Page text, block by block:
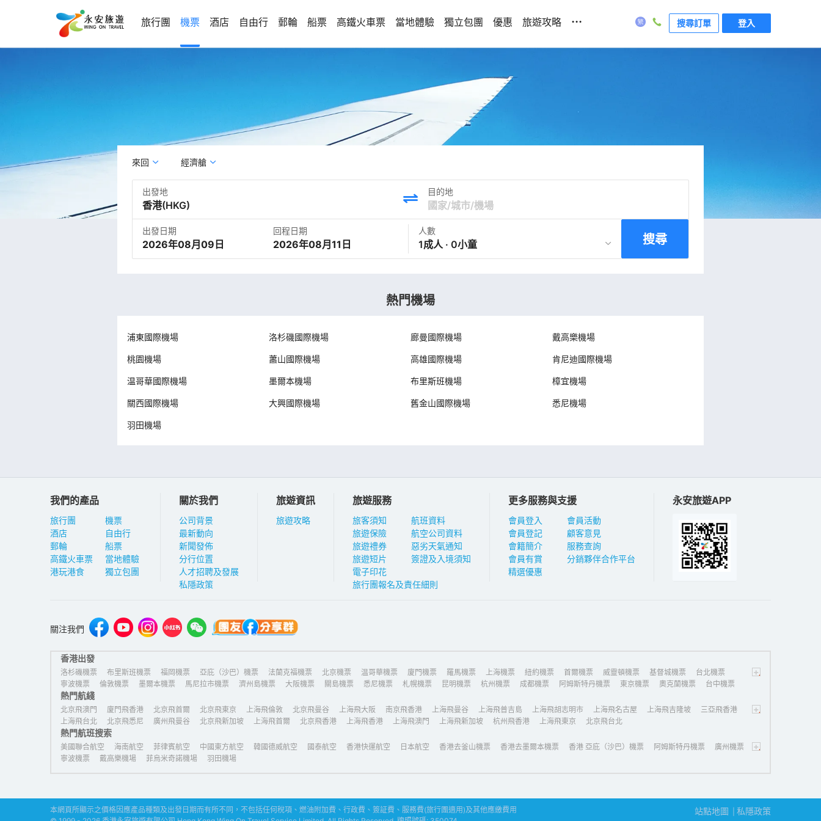
旅行團 機票 酒店 自由行 郵輪 船票 高鐵火車票 當地體驗 獨立包團 優惠 旅遊攻略 ... 搜尋訂單 登入
來回 經濟艙
出發地 目的地
出發日期
2026年08月09日
回程日期
2026年08月11日
人數
1成人 · 0小童 搜尋
熱門機場
浦東國際機場 洛杉磯國際機場 廊曼國際機場 戴高樂機場
桃園機場 蕭山國際機場 高雄國際機場 肯尼迪國際機場
温哥華國際機場 墨爾本機場 布里斯班機場 樟宜機場
關西國際機場 大興國際機場 舊金山國際機場 悉尼機場
羽田機場
我們的產品
旅行團
酒店
郵輪
高鐵火車票
港玩港食
機票
自由行
船票
當地體驗
獨立包團
關於我們
公司背景
最新動向
新聞發佈
分行位置
人才招聘及發展
私隱政策
旅遊資訊
旅遊攻略
旅遊服務
旅客須知
旅遊保險
旅遊禮券
旅遊短片
電子印花
航班資料
航空公司資料
惡劣天氣通知
簽證及入境須知
旅行團報名及責任細則
更多服務與支援
會員登入
會員登記
會籍簡介
會員有賞
精選優惠
會員活動
顧客意見
服務查詢
分銷夥伴合作平台
永安旅遊APP
關注我們
香港出發
+
洛杉磯機票 布里斯班機票 福岡機票 亞庇（沙巴）機票 法蘭克福機票 北京機票 温哥華機票 廈門機票 羅馬機票 上海機票 紐約機票 首爾機票 威靈頓機票 基督城機票
台北機票
寧波機票
倫敦機票 墨爾本機票 馬尼拉市機票 濟州島機票 大阪機票 關島機票 悉尼機票 札幌機票 昆明機票 杭州機票 成都機票 阿姆斯特丹機票 東京機票 奧克蘭機票
台中機票
普吉島機票
熱門航綫
+
北京飛澳門 廈門飛香港 北京飛首爾 北京飛東京 上海飛倫敦 北京飛曼谷 上海飛大阪 南京飛香港 上海飛曼谷 上海飛普吉島 上海飛胡志明市 上海飛名古屋 上海飛吉隆坡
三亞飛香港
上海飛台北
北京飛悉尼 廣州飛曼谷 北京飛新加坡 上海飛首爾 北京飛香港 上海飛香港 上海飛澳門 上海飛新加坡 杭州飛香港 上海飛東京 北京飛台北
熱門航班搜索
+
美國聯合航空 海南航空 菲律賓航空 中國東方航空 韓國德威航空 國泰航空 香港快運航空 日本航空 香港去釜山機票 香港去墨爾本機票 香港 亞庇（沙巴）機票 阿姆斯特丹機票
廣州機票
寧波機票
戴高樂機場 菲烏米奇諾機場 羽田機場
本網頁所顯示之價格因應產品種類及出發日期而有所不同，不包括任何稅項、燃油附加費、行政費、簽証費、服務費(旅行團適用)及其他應繳費用
站點地圖 私隱政策